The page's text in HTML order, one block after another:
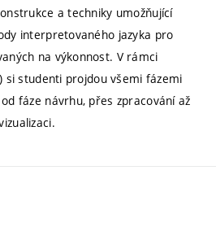
a techniky umožňující
interpretovaného jazyka pro
na výkonnost. V rámci
si studenti projdou všemi fázemi
fáze návrhu, přes zpracování až